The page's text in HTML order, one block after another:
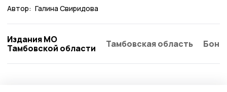
Автор: Галина Свиридова
Издания МО
Тамбовской области
Тамбовская область